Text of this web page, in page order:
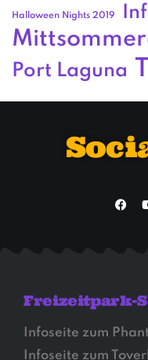
Halloween Nights 2019
Port Laguna
Freizeitpark-
Infoseite zum
Infoseite zum